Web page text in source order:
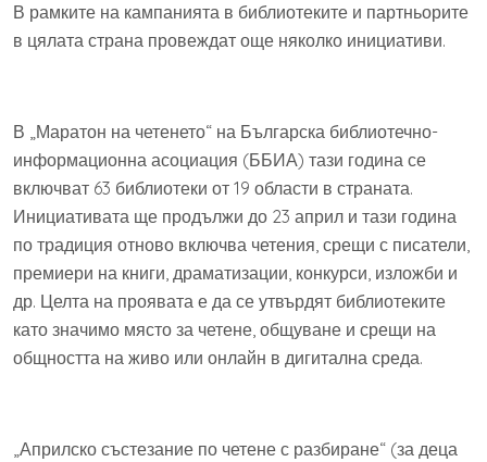
В рамките на кампанията в библиотеките и партньорите
в цялата страна провеждат още няколко инициативи.
В „Маратон на четенето“ на Българска библиотечно-
информационна асоциация (ББИА) тази година се
включват 63 библиотеки от 19 области в страната.
Инициативата ще продължи до 23 април и тази година
по традиция отново включва четения, срещи с писатели,
премиери на книги, драматизации, конкурси, изложби и
др. Целта на проявата е да се утвърдят библиотеките
като значимо място за четене, общуване и срещи на
общността на живо или онлайн в дигитална среда.
„Априлско състезание по четене с разбиране“ (за деца